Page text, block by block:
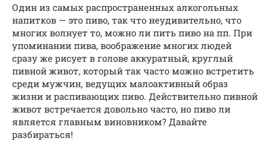
Один из самых распространенных алкогольных
напитков — это пиво, так что неудивительно, что
многих волнует то, можно ли пить пиво на пп. При
упоминании пива, воображение многих людей
сразу же рисует в голове аккуратный, круглый
пивной живот, который так часто можно встретить
среди мужчин, ведущих малоактивный образ
жизни и распивающих пиво. Действительно пивной
живот встречается довольно часто, но пиво ли
является главным виновником? Давайте
разбираться!